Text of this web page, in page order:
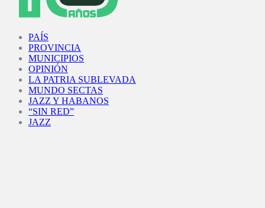
PAÍS
PROVINCIA
MUNICIPIOS
OPINIÓN
LA PATRIA SUBLEVADA
MUNDO SECTAS
JAZZ Y HABANOS
“SIN RED”
JAZZ